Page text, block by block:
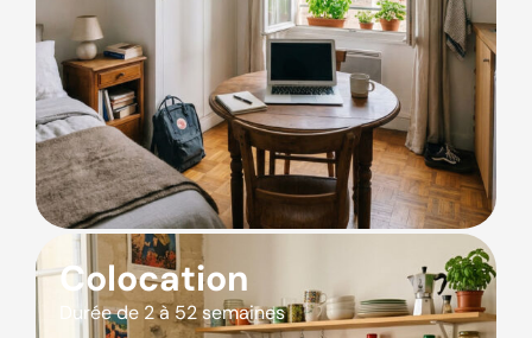
Colocation
Durée de 2 à 52 semaines